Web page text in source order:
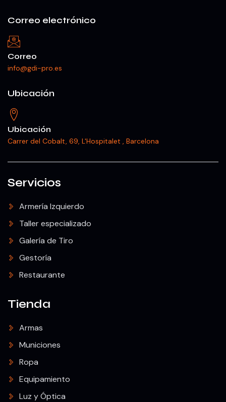
Correo electrónico
Correo
info@gdi-pro.es
Ubicación
Ubicación
Carrer del Cobalt, 69, L'Hospitalet , Barcelona
Servicios
Armería Izquierdo
Taller especializado
Galería de Tiro
Gestoría
Restaurante
Tienda
Armas
Municiones
Ropa
Equipamiento
Luz y Óptica